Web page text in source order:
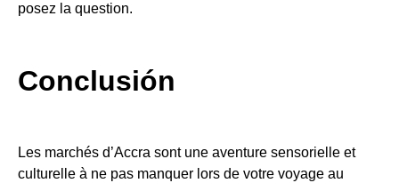
posez la question.
Conclusión
Les marchés d’Accra sont une aventure sensorielle et
culturelle à ne pas manquer lors de votre voyage au